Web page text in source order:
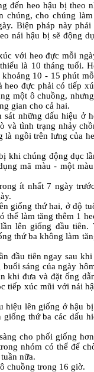
đến heo hậu bị theo
chúng, cho chúng
Biện pháp này phải
nái hậu bị sẽ động
với heo đực mỗi
là 10 tháng tuổi.
10 - 15 phút
heo đực phải có tiếp
một ô chuồng,
gian cho cả hai.
sát những dấu hiệu ở
và tình trạng nhảy
là ngồi trên lưng của
khi chúng động dục
mã màu - một
ít nhất 7 ngày
giống thứ hai, ở độ
thể làm tăng thêm 1
lên giống đầu tiên.
thứ ba không làm
đầu tiên ngay sau khi
sáng của ngày
khi đưa và đặt ống
tiếp xúc mũi với nái
hiệu lên giống ở hậu
thứ ba các dấu
cho phối giống
nhóm có thể để
nữa.
chuồng trong 16 giờ.